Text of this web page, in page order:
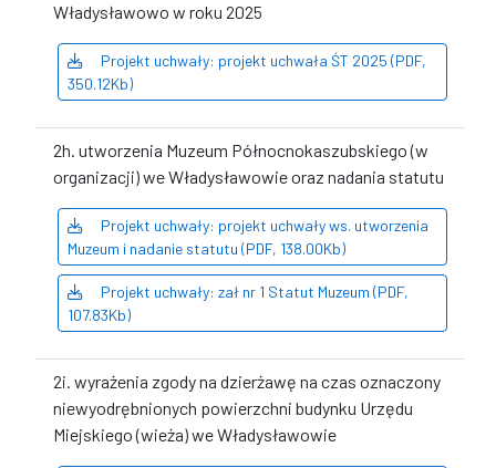
Władysławowo w roku 2025
Projekt uchwały: projekt uchwała ŚT 2025 (PDF,
350.12Kb)
2h. utworzenia Muzeum Północnokaszubskiego (w
organizacji) we Władysławowie oraz nadania statutu
Projekt uchwały: projekt uchwały ws. utworzenia
Muzeum i nadanie statutu (PDF, 138.00Kb)
Projekt uchwały: zał nr 1 Statut Muzeum (PDF,
107.83Kb)
2i. wyrażenia zgody na dzierżawę na czas oznaczony
niewyodrębnionych powierzchni budynku Urzędu
Miejskiego (wieża) we Władysławowie